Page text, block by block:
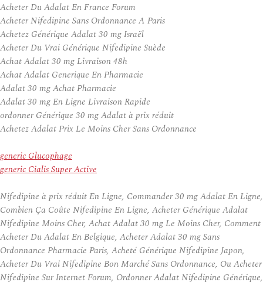
Acheter Du Adalat En France Forum
Acheter Nifedipine Sans Ordonnance A Paris
Achetez Générique Adalat 30 mg Israël
Acheter Du Vrai Générique Nifedipine Suède
Achat Adalat 30 mg Livraison 48h
Achat Adalat Generique En Pharmacie
Adalat 30 mg Achat Pharmacie
Adalat 30 mg En Ligne Livraison Rapide
ordonner Générique 30 mg Adalat à prix réduit
Achetez Adalat Prix Le Moins Cher Sans Ordonnance
generic Glucophage
generic Cialis Super Active
Nifedipine à prix réduit En Ligne, Commander 30 mg Adalat En Ligne,
Combien Ça Coûte Nifedipine En Ligne, Acheter Générique Adalat
Nifedipine Moins Cher, Achat Adalat 30 mg Le Moins Cher, Comment
Acheter Du Adalat En Belgique, Acheter Adalat 30 mg Sans
Ordonnance Pharmacie Paris, Acheté Générique Nifedipine Japon,
Acheter Du Vrai Nifedipine Bon Marché Sans Ordonnance, Ou Acheter
Nifedipine Sur Internet Forum, Ordonner Adalat Nifedipine Générique,